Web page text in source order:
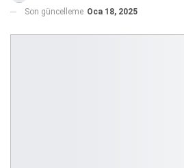
Son güncelleme Oca 18, 2025